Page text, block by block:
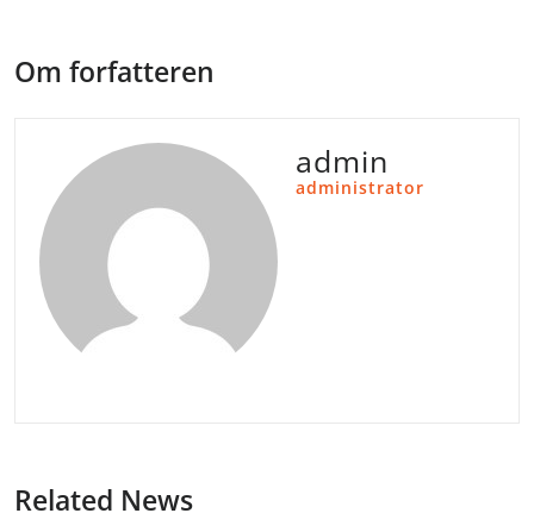
Om forfatteren
admin
administrator
Related News